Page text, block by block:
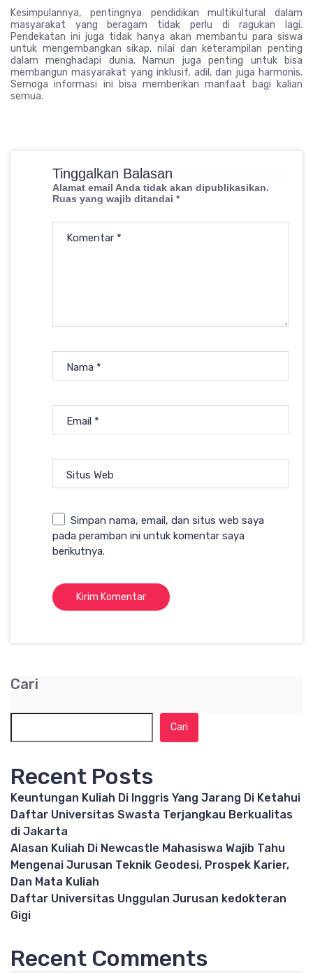
Kesimpulannya, pentingnya pendidikan multikultural dalam
masyarakat yang beragam tidak perlu di ragukan lagi.
Pendekatan ini juga tidak hanya akan membantu para siswa
untuk mengembangkan sikap, nilai dan keterampilan penting
dalam menghadapi dunia. Namun juga penting untuk bisa
membangun masyarakat yang inklusif, adil, dan juga harmonis.
Semoga informasi ini bisa memberikan manfaat bagi kalian
semua.
Tinggalkan Balasan
Alamat email Anda tidak akan dipublikasikan.
Ruas yang wajib ditandai *
Komentar *
Nama *
Email *
Situs Web
Simpan nama, email, dan situs web saya
pada peramban ini untuk komentar saya
berikutnya.
Cari
Cari
Recent Posts
Keuntungan Kuliah Di Inggris Yang Jarang Di Ketahui
Daftar Universitas Swasta Terjangkau Berkualitas
di Jakarta
Alasan Kuliah Di Newcastle Mahasiswa Wajib Tahu
Mengenai Jurusan Teknik Geodesi, Prospek Karier,
Dan Mata Kuliah
Daftar Universitas Unggulan Jurusan kedokteran
Gigi
Recent Comments